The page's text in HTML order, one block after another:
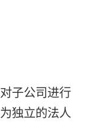
子公司进行
独立的法人